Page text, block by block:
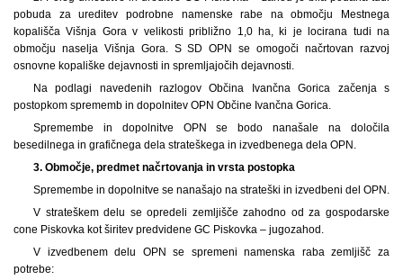
pobuda za ureditev podrobne namenske rabe na območju Mestnega
kopališča Višnja Gora v velikosti približno 1,0 ha, ki je locirana tudi na
območju naselja Višnja Gora. S SD OPN se omogoči načrtovan razvoj
osnovne kopališke dejavnosti in spremljajočih dejavnosti.
Na podlagi navedenih razlogov Občina Ivančna Gorica začenja s
postopkom sprememb in dopolnitev OPN Občine Ivančna Gorica.
Spremembe in dopolnitve OPN se bodo nanašale na določila
besedilnega in grafičnega dela strateškega in izvedbenega dela OPN.
3. Območje, predmet načrtovanja in vrsta postopka
Spremembe in dopolnitve se nanašajo na strateški in izvedbeni del OPN.
V strateškem delu se opredeli zemljišče zahodno od za gospodarske
cone Piskovka kot širitev predvidene GC Piskovka – jugozahod.
V izvedbenem delu OPN se spremeni namenska raba zemljišč za
potrebe: